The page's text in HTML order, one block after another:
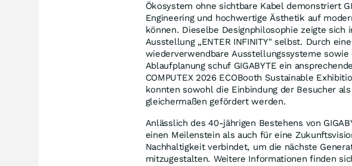
Ökosystem ohne sichtbare Kabel demonstriert
Engineering und hochwertige Ästhetik auf
können. Dieselbe Designphilosophie zeigte sich
Ausstellung „ENTER INFINITY" selbst. Durch
wiederverwendbare Ausstellungssysteme
Ablaufplanung schuf GIGABYTE ein
COMPUTEX 2026 ECOBooth Sustainable
konnten sowohl die Einbindung der Besucher
gleichermaßen gefördert werden.
Anlässlich des 40-jährigen Bestehens von
einen Meilenstein als auch für eine
Nachhaltigkeit verbindet, um die nächste
mitzugestalten. Weitere Informationen finden